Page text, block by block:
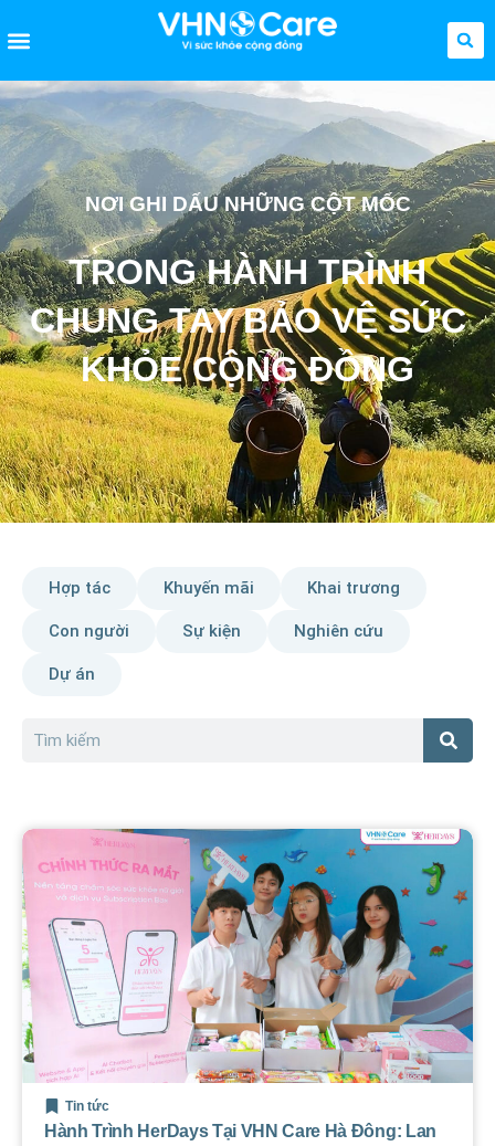
NƠI GHI DẤU NHỮNG CỘT MỐC
TRONG HÀNH TRÌNH
CHUNG TAY BẢO VỆ SỨC
KHỎE CỘNG ĐỒNG
Hợp tác Khuyến mãi Khai trương
Con người Sự kiện Nghiên cứu
Dự án
Tin tức
Hành Trình HerDays Tại VHN Care Hà Đông: Lan